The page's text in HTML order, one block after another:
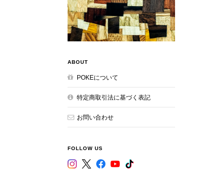
ABOUT
POKEについて
特定商取引法に基づく表記
お問い合わせ
FOLLOW US